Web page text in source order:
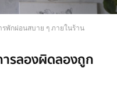
พักผ่อนสบาย ๆ ภายในร้าน
ารลองผิดลองถูก